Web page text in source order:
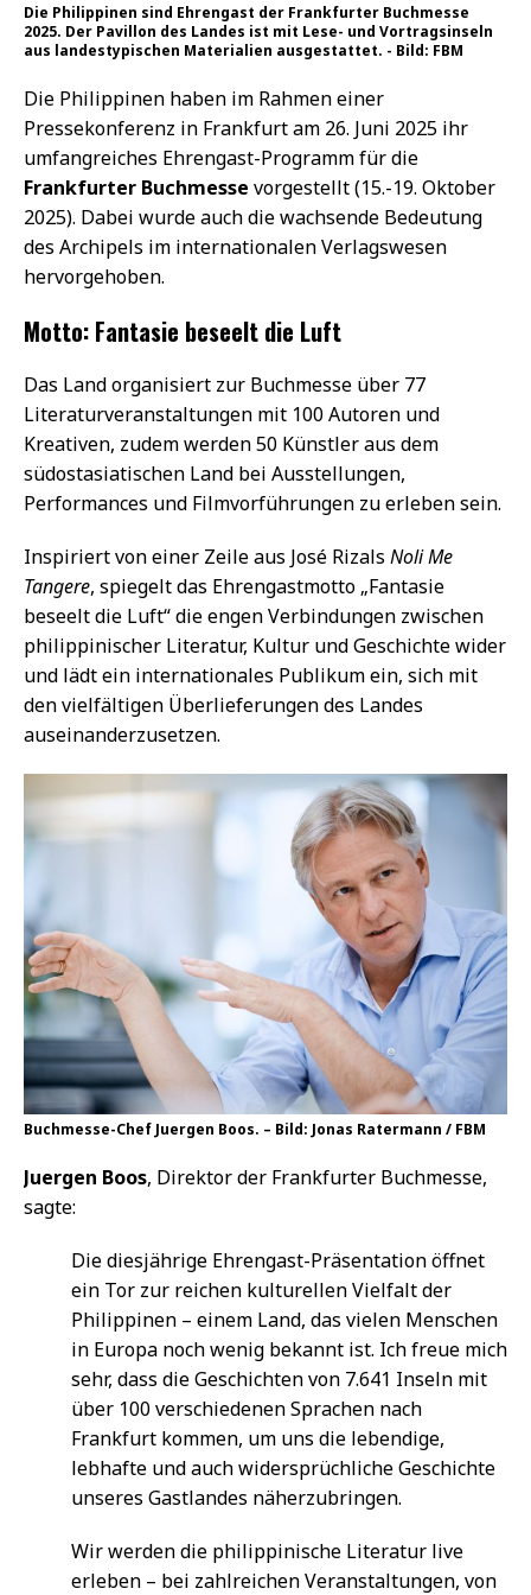
Die Philippinen sind Ehrengast der Frankfurter Buchmesse
2025. Der Pavillon des Landes ist mit Lese- und Vortragsinseln
aus landestypischen Materialien ausgestattet. - Bild: FBM
Die Philippinen haben im Rahmen einer
Pressekonferenz in Frankfurt am 26. Juni 2025 ihr
umfangreiches Ehrengast-Programm für die
Frankfurter Buchmesse vorgestellt (15.-19. Oktober
2025). Dabei wurde auch die wachsende Bedeutung
des Archipels im internationalen Verlagswesen
hervorgehoben.
Motto: Fantasie beseelt die Luft
Das Land organisiert zur Buchmesse über 77
Literaturveranstaltungen mit 100 Autoren und
Kreativen, zudem werden 50 Künstler aus dem
südostasiatischen Land bei Ausstellungen,
Performances und Filmvorführungen zu erleben sein.
Inspiriert von einer Zeile aus José Rizals Noli Me
Tangere, spiegelt das Ehrengastmotto „Fantasie
beseelt die Luft“ die engen Verbindungen zwischen
philippinischer Literatur, Kultur und Geschichte wider
und lädt ein internationales Publikum ein, sich mit
den vielfältigen Überlieferungen des Landes
auseinanderzusetzen.
Buchmesse-Chef Juergen Boos. – Bild: Jonas Ratermann / FBM
Juergen Boos, Direktor der Frankfurter Buchmesse,
sagte:
Die diesjährige Ehrengast-Präsentation öffnet
ein Tor zur reichen kulturellen Vielfalt der
Philippinen – einem Land, das vielen Menschen
in Europa noch wenig bekannt ist. Ich freue mich
sehr, dass die Geschichten von 7.641 Inseln mit
über 100 verschiedenen Sprachen nach
Frankfurt kommen, um uns die lebendige,
lebhafte und auch widersprüchliche Geschichte
unseres Gastlandes näherzubringen.
Wir werden die philippinische Literatur live
erleben – bei zahlreichen Veranstaltungen, von